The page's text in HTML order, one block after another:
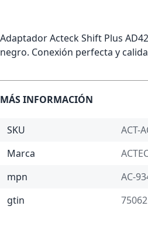
Adaptador Acteck Shift Plus
negro. Conexión perfecta y
MÁS INFORMACIÓN
SKU
ACT-
Marca
mpn
AC-
gtin